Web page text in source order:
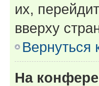
их,
вверху
Вернуться
На